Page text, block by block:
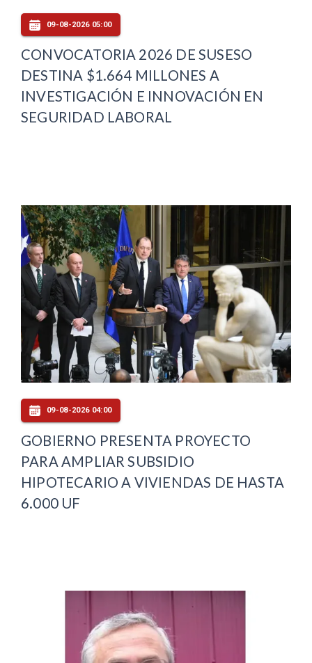
09-08-2026 05:00
CONVOCATORIA 2026 DE SUSESO
DESTINA $1.664 MILLONES A
INVESTIGACIÓN E INNOVACIÓN EN
SEGURIDAD LABORAL
09-08-2026 04:00
GOBIERNO PRESENTA PROYECTO
PARA AMPLIAR SUBSIDIO
HIPOTECARIO A VIVIENDAS DE HASTA
6.000 UF